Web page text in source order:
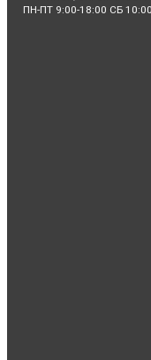
ПН-ПТ 9:00-18:00 СБ